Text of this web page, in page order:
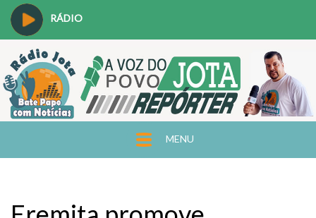
RÁDIO
MENU